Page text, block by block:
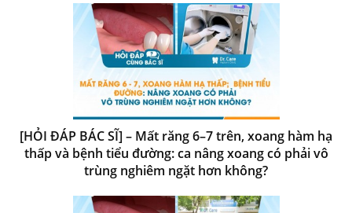
[HỎI ĐÁP BÁC SĨ] – Mất răng 6–7 trên, xoang hàm hạ
thấp và bệnh tiểu đường: ca nâng xoang có phải vô
trùng nghiêm ngặt hơn không?